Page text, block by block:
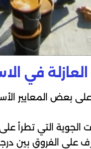
العازلة في
بعض المعايير
الجوية التي
الفروق بين